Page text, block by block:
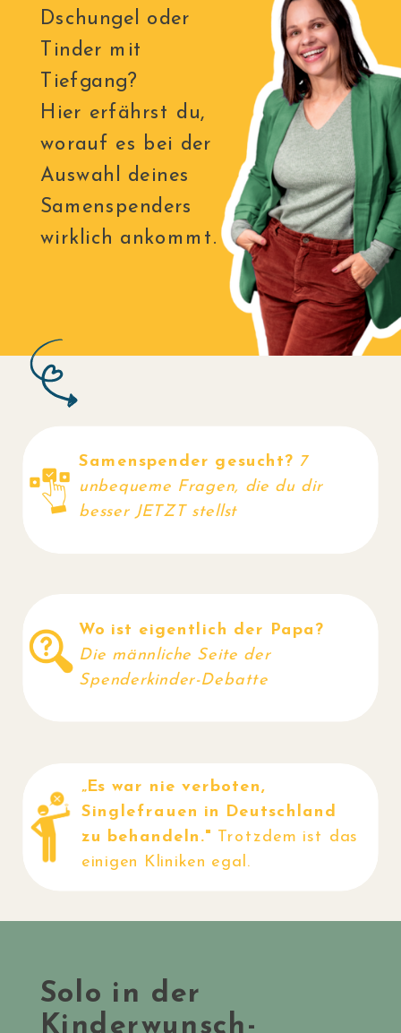
Dschungel oder
Tinder mit
Tiefgang?
Hier erfährst du,
worauf es bei der
Auswahl deines
Samenspenders
wirklich ankommt.
JETZT
LESEN
Samenspender gesucht? 7
unbequeme Fragen, die du dir
besser JETZT stellst
„Es war nie verboten,
Singlefrauen in Deutschland
zu behandeln." Trotzdem ist das
einigen Kliniken egal.
Wo ist eigentlich der Papa?
Die männliche Seite der
Spenderkinder-Debatte
Solo in der
Kinderwunsch-